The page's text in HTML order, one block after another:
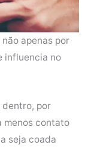
apenas por
influencia no
dentro, por
menos contato
seja coada